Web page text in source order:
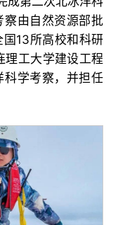
察由自然资源部批
13所高校和科研
理工大学建设工程
科学考察，并担任